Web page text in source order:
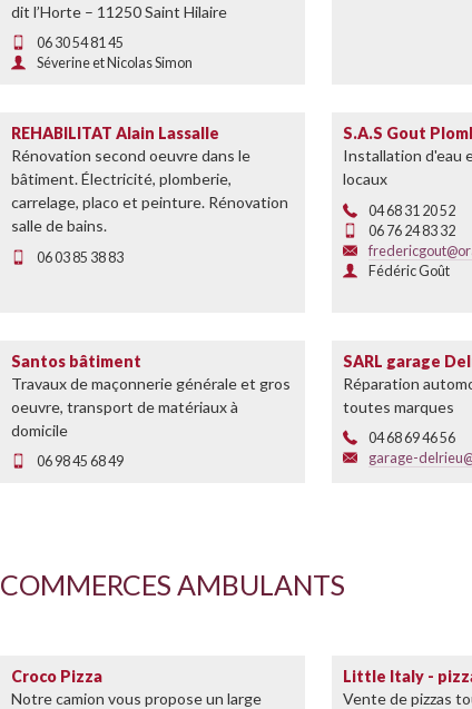
dit l’Horte – 11250 Saint Hilaire
06 30 54 81 45
Séverine et Nicolas Simon
REHABILITAT Alain Lassalle
Rénovation second oeuvre dans le
bâtiment. Électricité, plomberie,
carrelage, placo et peinture. Rénovation
salle de bains.
06 03 85 38 83
S.A.S Gout
Installation d'eau
locaux
04 68 31 20 52
06 76 24 83 32
Fédéric Goût
Santos bâtiment
Travaux de maçonnerie générale et gros
oeuvre, transport de matériaux à
domicile
06 98 45 68 49
SARL garage
Réparation
toutes marques
04 68 69 46 56
garage-
COMMERCES AMBULANTS
Croco Pizza
Notre camion vous propose un large
Little Italy -
Vente de pizzas